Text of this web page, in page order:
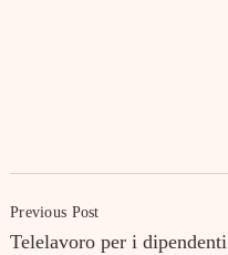
Navigation
Previous Post
Telelavoro per i dipendenti